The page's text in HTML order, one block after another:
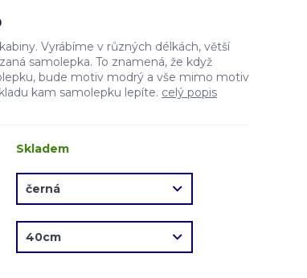
Vyrábíme v různých délkách, větší
samolepka. To znamená, že když
bude motiv modrý a vše mimo motiv
kam samolepku lepíte. celý popis
Skladem